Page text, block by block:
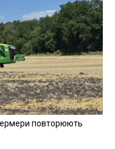
повторюють